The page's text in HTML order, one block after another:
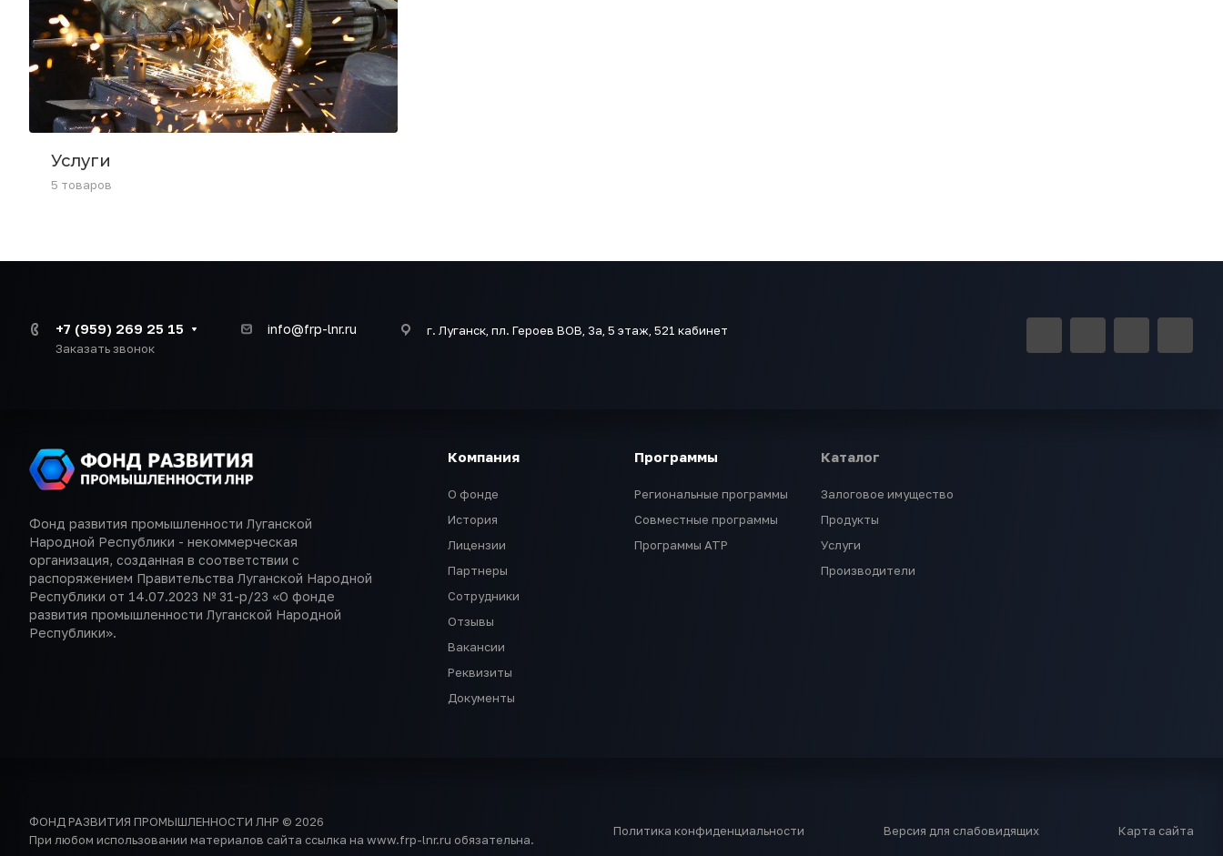
Услуги
5 товаров
+7 (959) 269 25 15
Заказать звонок
info@frp-lnr.ru г. Луганск, пл. Героев ВОВ, 3а, 5 этаж, 521 кабинет
Фонд развития промышленности Луганской
Народной Республики - некоммерческая
организация, созданная в соответствии с
распоряжением Правительства Луганской Народной
Республики от 14.07.2023 № 31-р/23 «О фонде
развития промышленности Луганской Народной
Республики».
Компания
О фонде
История
Лицензии
Партнеры
Сотрудники
Отзывы
Вакансии
Реквизиты
Документы
Программы
Региональные программы
Совместные программы
Программы АТР
Каталог
Залоговое имущество
Продукты
Услуги
Производители
ФОНД РАЗВИТИЯ ПРОМЫШЛЕННОСТИ ЛНР © 2026
При любом использовании материалов сайта ссылка на www.frp-lnr.ru обязательна.
Политика конфиденциальности Версия для слабовидящих Карта сайта